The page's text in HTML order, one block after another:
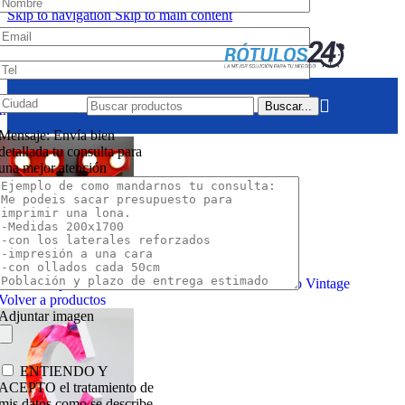
Skip to navigationSkip to main content
Envía bien
tu consulta para
mejor atención
imagen
ENTIENDO Y
el tratamiento de
Buscar...
/ Letras corpóreas/ Letras de PVC
Corpóreas con Bombillas - Letreros Luminoso Vintage
a productos